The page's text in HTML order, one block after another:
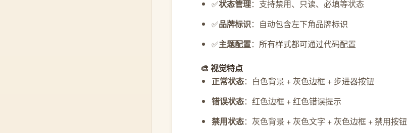
✅状态管理：支持禁用、只读、必填等状态
✅品牌标识：自动包含左下角品牌标识
✅主题配置：所有样式都可通过代码配置
🎨 视觉特点
正常状态：白色背景 + 灰色边框 + 步进器按钮
错误状态：红色边框 + 红色错误提示
禁用状态：灰色背景 + 灰色文字 + 灰色边框 + 禁用按钮